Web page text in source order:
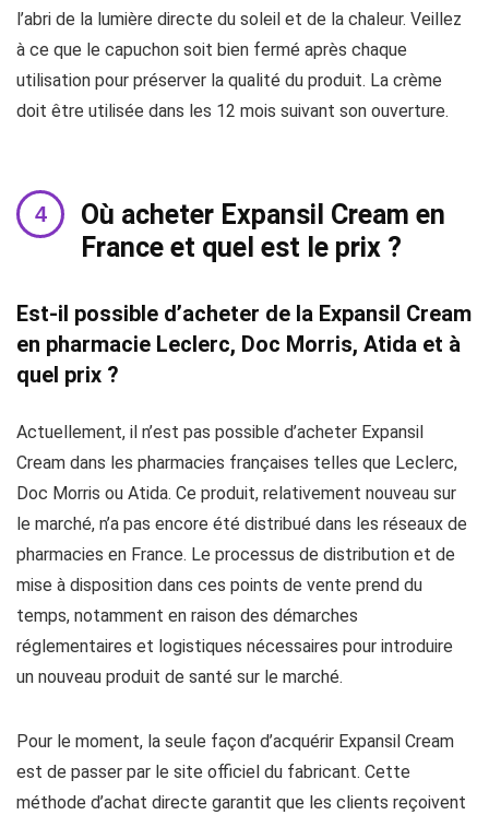
l’abri de la lumière directe du soleil et de la chaleur. Veillez
à ce que le capuchon soit bien fermé après chaque
utilisation pour préserver la qualité du produit. La crème
doit être utilisée dans les 12 mois suivant son ouverture.
Où acheter Expansil Cream en
France et quel est le prix ?
Est-il possible d’acheter de la Expansil Cream
en pharmacie Leclerc, Doc Morris, Atida et à
quel prix ?
Actuellement, il n’est pas possible d’acheter Expansil
Cream dans les pharmacies françaises telles que Leclerc,
Doc Morris ou Atida. Ce produit, relativement nouveau sur
le marché, n’a pas encore été distribué dans les réseaux de
pharmacies en France. Le processus de distribution et de
mise à disposition dans ces points de vente prend du
temps, notamment en raison des démarches
réglementaires et logistiques nécessaires pour introduire
un nouveau produit de santé sur le marché.
Pour le moment, la seule façon d’acquérir Expansil Cream
est de passer par le site officiel du fabricant. Cette
méthode d’achat directe garantit que les clients reçoivent